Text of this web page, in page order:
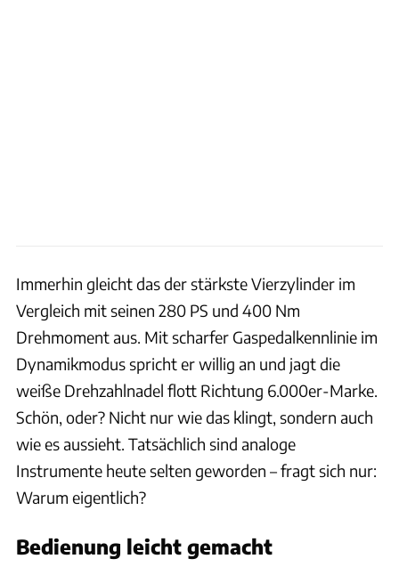
Immerhin gleicht das der stärkste Vierzylinder im
Vergleich mit seinen 280 PS und 400 Nm
Drehmoment aus. Mit scharfer Gaspedalkennlinie im
Dynamikmodus spricht er willig an und jagt die
weiße Drehzahlnadel flott Richtung 6.000er-Marke.
Schön, oder? Nicht nur wie das klingt, sondern auch
wie es aussieht. Tatsächlich sind analoge
Instrumente heute selten geworden – fragt sich nur:
Warum eigentlich?
Bedienung leicht gemacht